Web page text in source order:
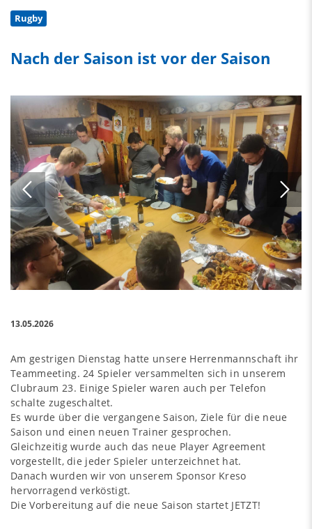
Rugby
Nach der Saison ist vor der Saison
13.05.2026
Am gestrigen Dienstag hatte unsere Herrenmannschaft ihr
Teammeeting. 24 Spieler versammelten sich in unserem
Clubraum 23. Einige Spieler waren auch per Telefon
schalte zugeschaltet.
Es wurde über die vergangene Saison, Ziele für die neue
Saison und einen neuen Trainer gesprochen.
Gleichzeitig wurde auch das neue Player Agreement
vorgestellt, die jeder Spieler unterzeichnet hat.
Danach wurden wir von unserem Sponsor Kreso
hervorragend verköstigt.
Die Vorbereitung auf die neue Saison startet JETZT!